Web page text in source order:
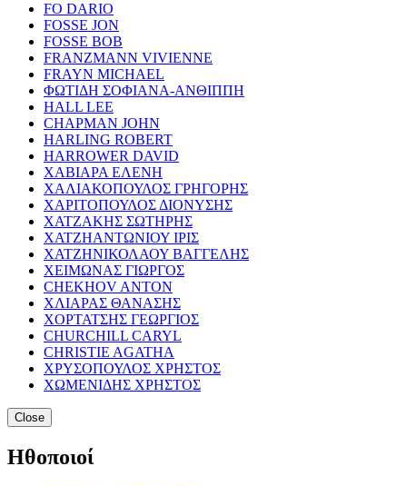
FO DARIO
FOSSE JON
FOSSE BOB
FRANZMANN VIVIENNE
FRAYN MICHAEL
ΦΩΤΙΔΗ ΣΟΦΙΑΝΑ-ΑΝΘΙΠΠΗ
HALL LEE
CHAPMAN JOHN
HARLING ROBERT
HARROWER DAVID
ΧΑΒΙΑΡΑ ΕΛΕΝΗ
ΧΑΛΙΑΚΟΠΟΥΛΟΣ ΓΡΗΓΟΡΗΣ
ΧΑΡΙΤΟΠΟΥΛΟΣ ΔΙΟΝΥΣΗΣ
ΧΑΤΖΑΚΗΣ ΣΩΤΗΡΗΣ
ΧΑΤΖΗΑΝΤΩΝΙΟΥ ΙΡΙΣ
ΧΑΤΖΗΝΙΚΟΛΑΟΥ ΒΑΓΓΕΛΗΣ
ΧΕΙΜΩΝΑΣ ΓΙΩΡΓΟΣ
CHEKHOV ANTON
ΧΛΙΑΡΑΣ ΘΑΝΑΣΗΣ
ΧΟΡΤΑΤΣΗΣ ΓΕΩΡΓΙΟΣ
CHURCHILL CARYL
CHRISTIE AGATHA
ΧΡΥΣΟΠΟΥΛΟΣ ΧΡΗΣΤΟΣ
ΧΩΜΕΝΙΔΗΣ ΧΡΗΣΤΟΣ
Close
Ηθοποιοί